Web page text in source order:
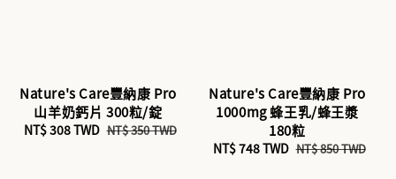
Nature's Care豐納康 Pro
山羊奶鈣片 300粒/錠
Sale
NT$ 308 TWD Regular
NT$ 350 TWD
Nature's Care豐納康 Pro
1000mg 蜂王乳/蜂王漿
180粒
Sale
NT$ 748 TWD Regular
NT$ 850 TWD